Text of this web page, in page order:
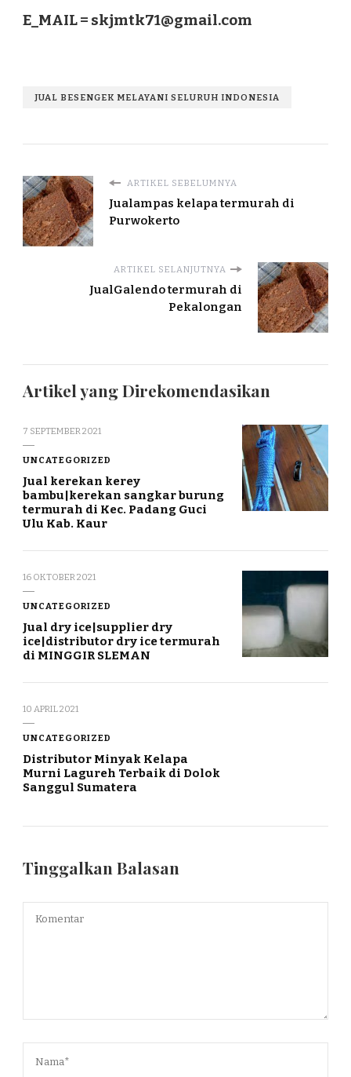
E_MAIL = skjmtk71@gmail.com
JUAL BESENGEK MELAYANI SELURUH INDONESIA
ARTIKEL SEBELUMNYA
Jualampas kelapa termurah di
Purwokerto
ARTIKEL SELANJUTNYA
JualGalendo termurah di
Pekalongan
Artikel yang Direkomendasikan
7 SEPTEMBER 2021
UNCATEGORIZED
Jual kerekan kerey
bambu|kerekan sangkar burung
termurah di Kec. Padang Guci
Ulu Kab. Kaur
16 OKTOBER 2021
UNCATEGORIZED
Jual dry ice|supplier dry
ice|distributor dry ice termurah
di MINGGIR SLEMAN
10 APRIL 2021
UNCATEGORIZED
Distributor Minyak Kelapa
Murni Lagureh Terbaik di Dolok
Sanggul Sumatera
Tinggalkan Balasan